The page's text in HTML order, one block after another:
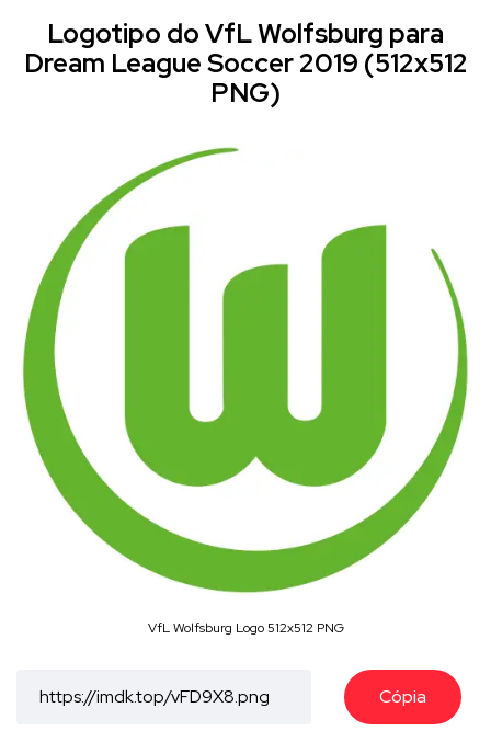
Logotipo do VfL Wolfsburg para
Dream League Soccer 2019 (512x512
PNG)
VfL Wolfsburg Logo 512x512 PNG
Cópia